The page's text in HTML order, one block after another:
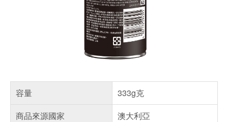
容量
333g克
商品來源國家
澳大利亞